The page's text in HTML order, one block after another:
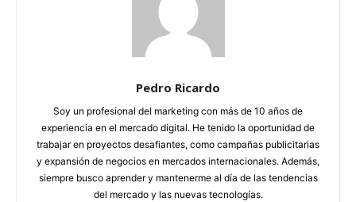
Pedro Ricardo
Soy un profesional del marketing con más de 10 años de
experiencia en el mercado digital. He tenido la oportunidad de
trabajar en proyectos desafiantes, como campañas publicitarias
y expansión de negocios en mercados internacionales. Además,
siempre busco aprender y mantenerme al día de las tendencias
del mercado y las nuevas tecnologías.